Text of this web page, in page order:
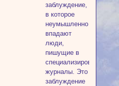
заблуждение,
в которое
неумышленно
впадают
люди,
пишущие в
специализированные
журналы. Это
заблуждение